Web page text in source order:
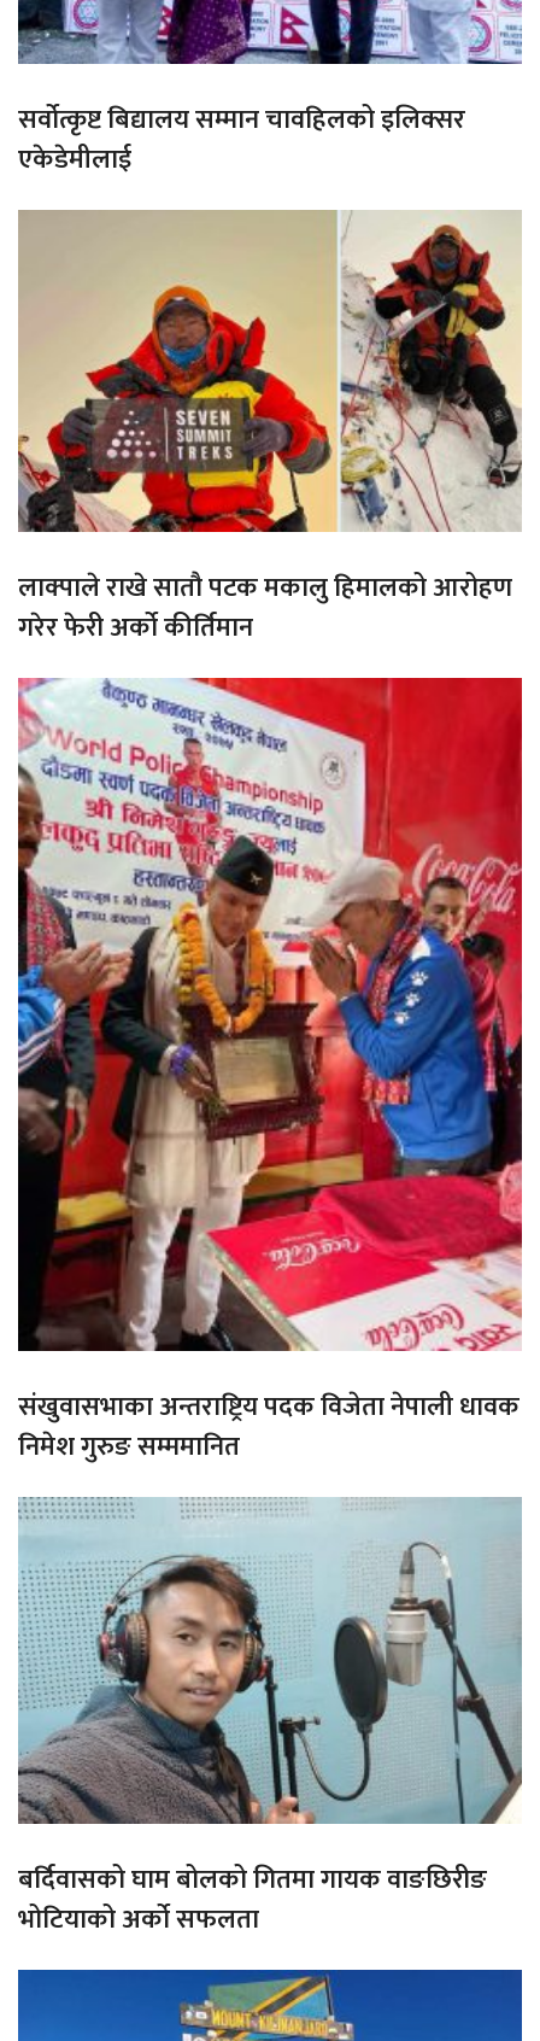
सर्वोत्कृष्ट बिद्यालय सम्मान चावहिलको इलिक्सर
एकेडेमीलाई
लाक्पाले राखे सातौ पटक मकालु हिमालको आरोहण
गरेर फेरी अर्को कीर्तिमान
संखुवासभाका अन्तराष्ट्रिय पदक विजेता नेपाली धावक
निमेश गुरुङ सम्ममानित
बर्दिवासको घाम बोलको गितमा गायक वाङछिरीङ
भोटियाको अर्को सफलता